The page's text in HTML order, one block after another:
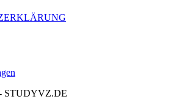
STUDYVZ.DE